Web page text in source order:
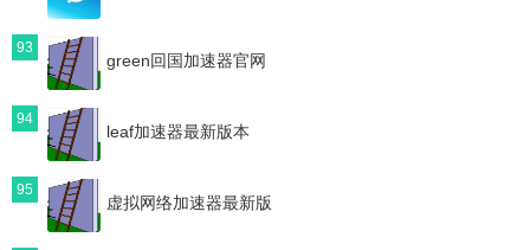
93
green回国加速器官网
94
leaf加速器最新版本
95
虚拟网络加速器最新版